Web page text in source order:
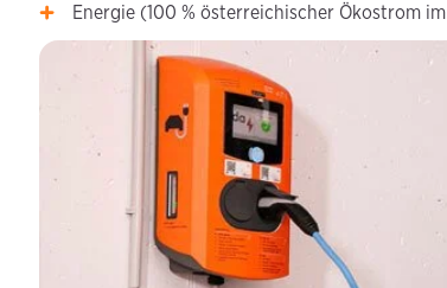
Energie (100 % österreichischer Ökostrom im